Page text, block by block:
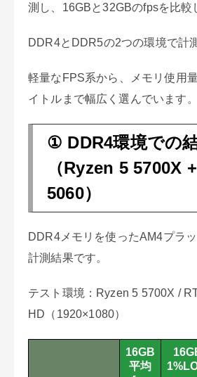
測し、16GBと32GBのfpsを比較
DDR4とDDR5の2つの環境で計
軽量なFPS系から、メモリ使用
イトルまで幅広く選んでいます。
① DDR4環境での
（Ryzen 5 5700X
5060）
DDR4メモリを使ったAM4プラ
計測結果です。
テスト環境：Ryzen 5 5700X /
HD（1920×1080）
16GB
平均